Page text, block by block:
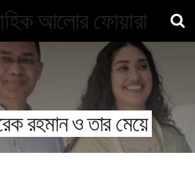
রহমান ও তার মেয়ে